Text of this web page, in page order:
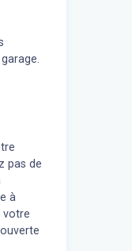
pas de
à
votre